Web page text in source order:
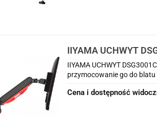
IIYAMA UCHWYT
monitor, reg.wys.
IIYAMA UCHWYT
przymocowanie go do
Cena i dostępność